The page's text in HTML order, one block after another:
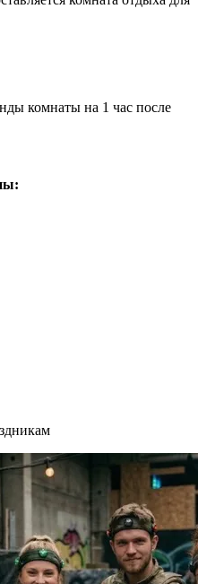
комнаты на 1 час после